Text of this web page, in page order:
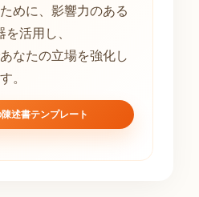
めに、影響力のある
活用し、
なたの立場を強化し
。
述書テンプレート